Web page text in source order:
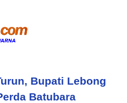
Bupati Lebong
Batubara